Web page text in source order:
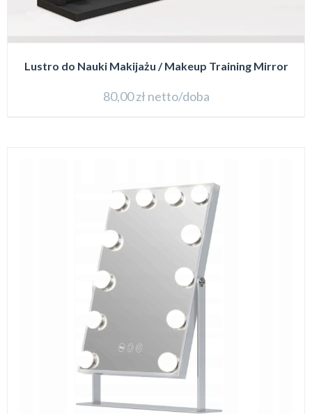
Lustro do Nauki Makijażu / Makeup Training Mirror
80,00zł netto/doba